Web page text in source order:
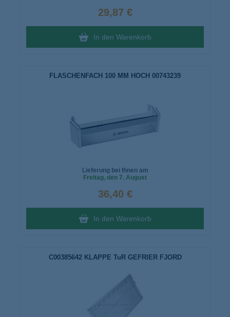
29,87 €
In den Warenkorb
FLASCHENFACH 100 MM HOCH 00743239
Lieferung bei Ihnen am
Freitag, den 7. August
36,40 €
In den Warenkorb
C00385642 KLAPPE TuR GEFRIER FJORD